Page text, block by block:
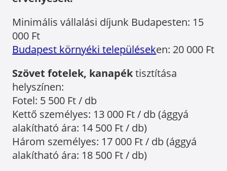
Minimális vállalási díjunk Budapesten: 15
000 Ft
Budapest környéki településeken: 20 000 Ft
Szövet fotelek, kanapéktisztítása
helyszínen:
Fotel: 5 500 Ft / db
Kettő személyes: 13 000 Ft / db (ággyá
alakítható ára: 14 500 Ft / db)
Három személyes: 17 000 Ft / db (ággyá
alakítható ára: 18 500 Ft / db)